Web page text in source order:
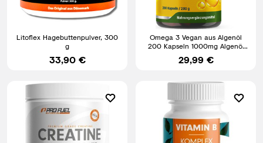
Litoflex Hagebuttenpulver, 300
g
33,90 €
Omega 3 Vegan aus Algenöl
200 Kapseln 1000mg Algenöl
DHA & EPA - Vitamin E
29,99 €